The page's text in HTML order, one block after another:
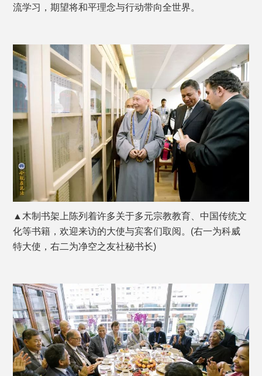
流学习，期望将和平理念与行动带向全世界。
▲木制书架上陈列着许多关于多元宗教教育、中国传统文
化等书籍，欢迎来访的大使与宾客们取阅。(右一为科威
特大使，右二为净空之友社秘书长)